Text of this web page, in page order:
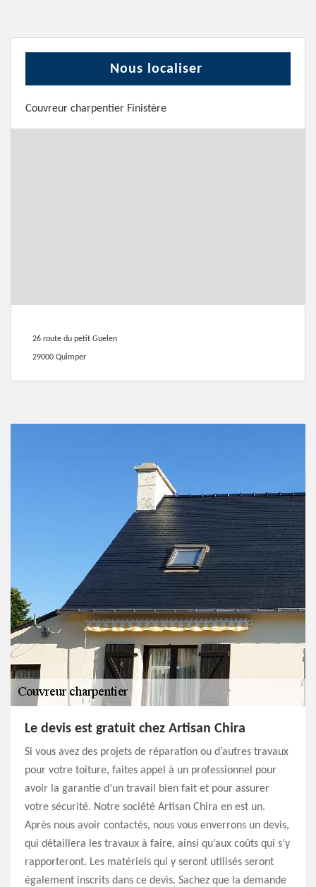
Nous localiser
Couvreur charpentier Finistère
26 route du petit Guelen
29000 Quimper
Le devis est gratuit chez Artisan Chira
Si vous avez des projets de réparation ou d’autres travaux
pour votre toiture, faites appel à un professionnel pour
avoir la garantie d’un travail bien fait et pour assurer
votre sécurité. Notre société Artisan Chira en est un.
Après nous avoir contactés, nous vous enverrons un devis,
qui détaillera les travaux à faire, ainsi qu’aux coûts qui s’y
rapporteront. Les matériels qui y seront utilisés seront
également inscrits dans ce devis. Sachez que la demande